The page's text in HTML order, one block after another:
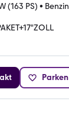
(163 PS) • Benzin
Parken